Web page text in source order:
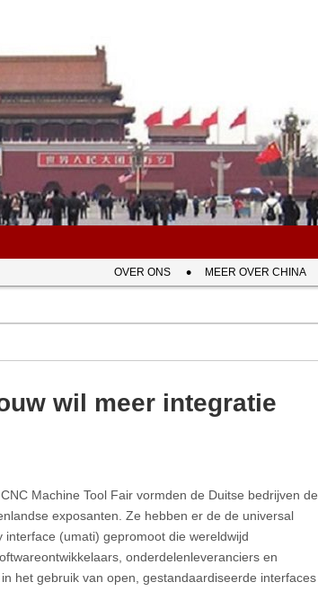
OVER ONS MEER OVER CHINA
wil meer integratie
Machine Tool Fair vormden de Duitse bedrijven de
exposanten. Ze hebben er de de universal
interface (umati) gepromoot die wereldwijd
onderdelenleveranciers en
het gebruik van open, gestandaardiseerde interfaces